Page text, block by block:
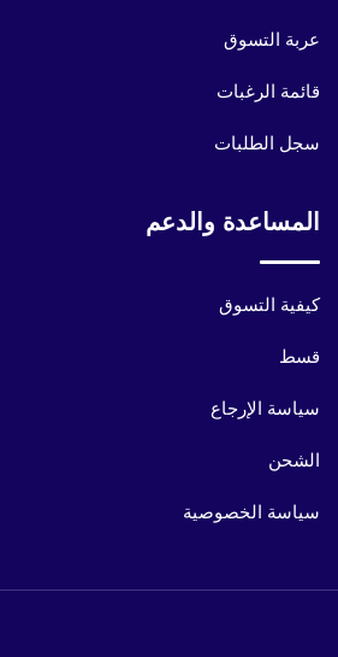
عربة التسوق
قائمة الرغبات
سجل الطلبات
المساعدة والدعم
كيفية التسوق
قسط
سياسة الإرجاع
الشحن
سياسة الخصوصية